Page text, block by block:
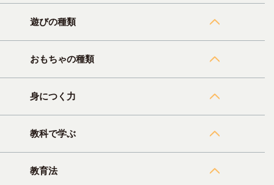
遊びの種類
おもちゃの種類
身につく力
教科で学ぶ
教育法